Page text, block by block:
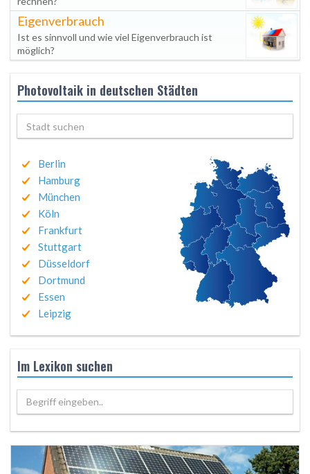
Eigenverbrauch
Ist es sinnvoll und wie viel Eigenverbrauch ist
möglich?
Photovoltaik in deutschen Städten
Berlin
Hamburg
München
Köln
Frankfurt
Stuttgart
Düsseldorf
Dortmund
Essen
Leipzig
Im Lexikon suchen
Begriff eingeben..